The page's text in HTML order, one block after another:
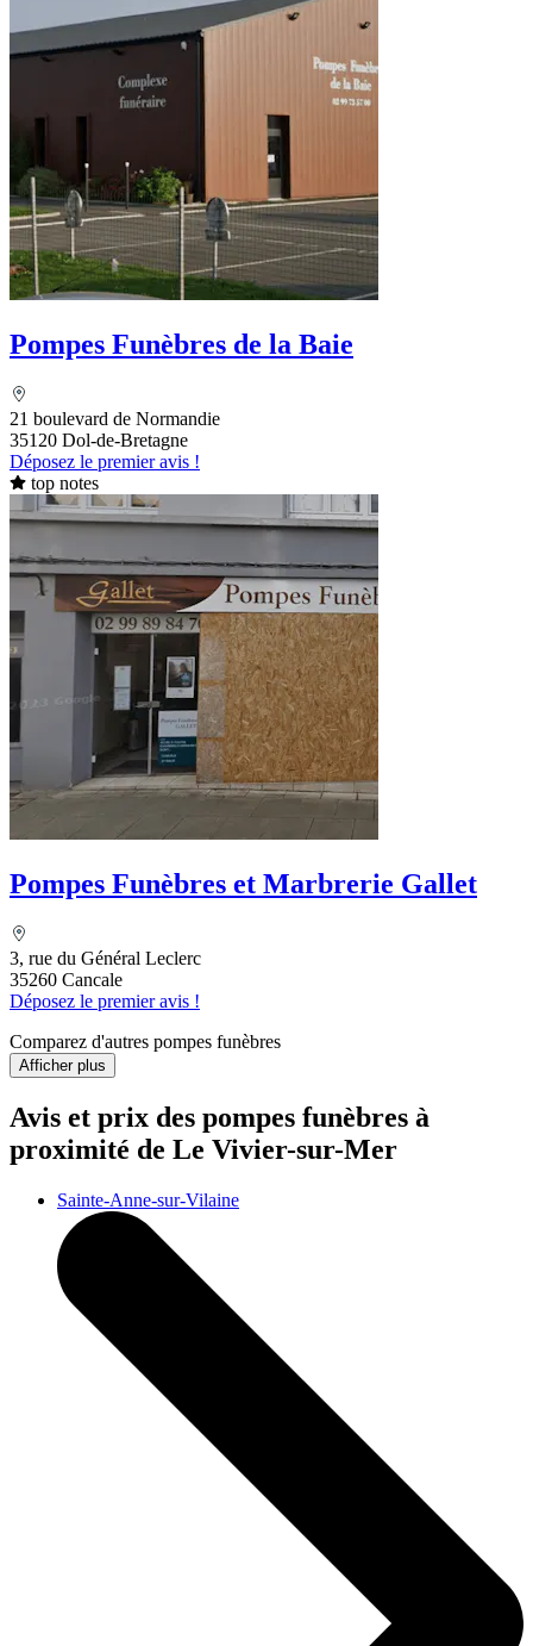
Pompes Funèbres de la Baie
21 boulevard de Normandie
35120 Dol-de-Bretagne
Déposez le premier avis !
top notes
Pompes Funèbres et Marbrerie Gallet
3, rue du Général Leclerc
35260 Cancale
Déposez le premier avis !
Comparez d'autres pompes funèbres
Afficher plus
Avis et prix des pompes funèbres à
proximité de Le Vivier-sur-Mer
Sainte-Anne-sur-Vilaine